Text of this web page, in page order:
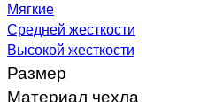
Мягкие
Средней жесткости
Высокой жесткости
Размер
Материал чехла